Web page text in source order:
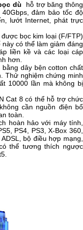
dù
hỗ trợ băng thông
đảm bảo tốc độ
lướt Internet, phát trực
bọc kim loại (F/FTP)
có thể làm giảm đáng
liền kề và các loại cáp
hơn.
dây bện cotton chất
Thử nghiệm chứng minh
10000 lần mà không bị
Cat 8 có thể hỗ trợ chức
cần nguồn điện bổ
toàn.
hoàn hảo với máy tính,
PS4, PS3, X-Box 360,
bộ điều hợp mạng,
thể tương thích ngược